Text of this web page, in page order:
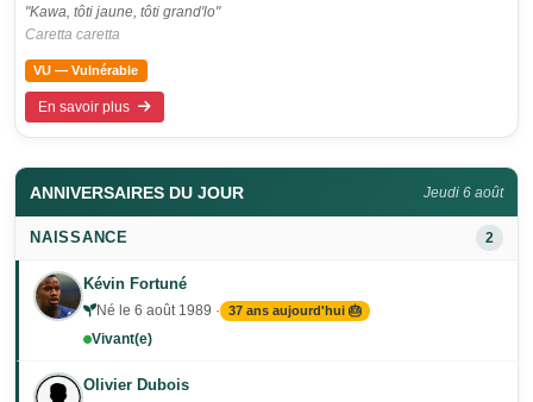
"Kawa, tôti jaune, tôti grand'lo"
Caretta caretta
VU — Vulnérable
En savoir plus
ANNIVERSAIRES DU JOUR Jeudi 6 août
NAISSANCE 2
Kévin Fortuné
Né le 6 août 1989 · 37 ans aujourd'hui 🎂
Vivant(e)
Olivier Dubois